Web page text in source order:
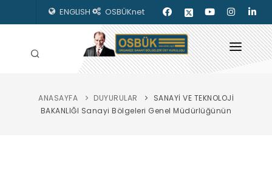
ENGLISH OSBÜKnet
HAKKIMIZDA
ANASAYFA DUYURULAR
SANAYİ VE TEKNOLOJİ
BAKANLIĞI Sanayi Bölgeleri Genel Müdürlüğünün